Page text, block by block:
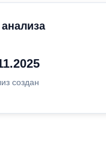
создан